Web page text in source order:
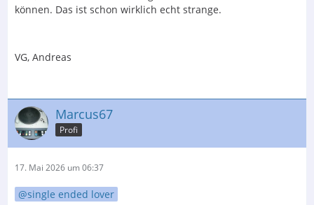
können. Das ist schon wirklich echt strange.
VG, Andreas
Marcus67
Profi
17. Mai 2026 um 06:37
single ended lover